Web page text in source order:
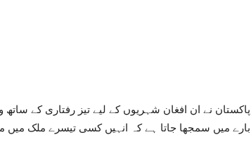
پاکستان نے ان افغان شہریوں کے لیے تیز رفتاری کے
بارے میں سمجھا جاتا ہے کہ انہیں کسی تیسرے ملک میں